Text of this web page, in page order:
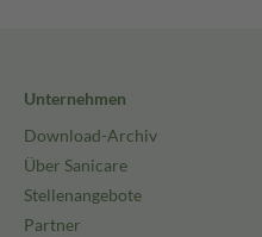
Unternehmen
Download-Archiv
Über Sanicare
Stellenangebote
Partner